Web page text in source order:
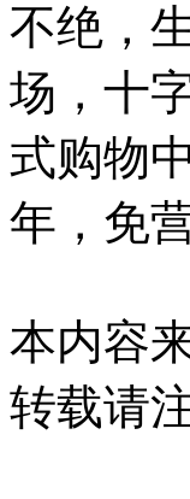
不绝，
场，十
式购物
年，免
本内容
转载请